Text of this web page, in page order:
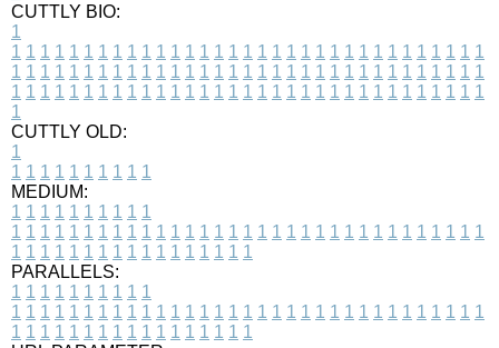
CUTTLY BIO:
1
1 1 1 1 1 1 1 1 1 1 1 1 1 1 1 1 1 1 1 1 1 1 1 1 1 1 1 1 1 1 1 1 1
1 1 1 1 1 1 1 1 1 1 1 1 1 1 1 1 1 1 1 1 1 1 1 1 1 1 1 1 1 1 1 1 1
1 1 1 1 1 1 1 1 1 1 1 1 1 1 1 1 1 1 1 1 1 1 1 1 1 1 1 1 1 1 1 1 1
1
CUTTLY OLD:
1
1 1 1 1 1 1 1 1 1 1
MEDIUM:
1 1 1 1 1 1 1 1 1 1
1 1 1 1 1 1 1 1 1 1 1 1 1 1 1 1 1 1 1 1 1 1 1 1 1 1 1 1 1 1 1 1 1
1 1 1 1 1 1 1 1 1 1 1 1 1 1 1 1 1
PARALLELS:
1 1 1 1 1 1 1 1 1 1
1 1 1 1 1 1 1 1 1 1 1 1 1 1 1 1 1 1 1 1 1 1 1 1 1 1 1 1 1 1 1 1 1
1 1 1 1 1 1 1 1 1 1 1 1 1 1 1 1 1